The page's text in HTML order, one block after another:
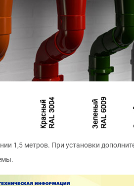
1,5 метров. При установки